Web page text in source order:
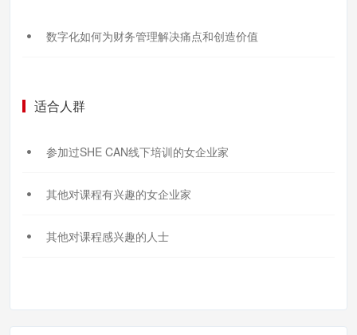
数字化如何为财务管理解决痛点和创造价值
适合人群
参加过SHE CAN线下培训的女企业家
其他对课程有兴趣的女企业家
其他对课程感兴趣的人士